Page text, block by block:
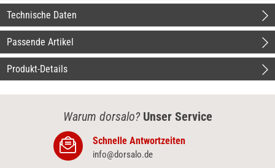
Technische Daten
Passende Artikel
Produkt-Details
Warum dorsalo? Unser Service
Schnelle Antwortzeiten
info@dorsalo.de